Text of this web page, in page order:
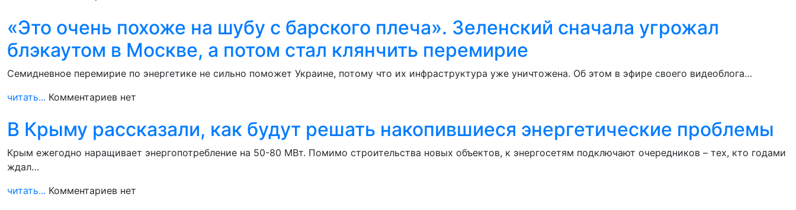
«Это очень похоже на шубу с барского плеча». Зеленский сначала угрожал
блэкаутом в Москве, а потом стал клянчить перемирие
Семидневное перемирие по энергетике не сильно поможет Украине, потому что их инфраструктура уже уничтожена. Об этом в эфире своего видеоблога…
читать... Комментариев нет
В Крыму рассказали, как будут решать накопившиеся энергетические проблемы
Крым ежегодно наращивает энергопотребление на 50-80 МВт. Помимо строительства новых объектов, к энергосетям подключают очередников – тех, кто годами
ждал…
читать... Комментариев нет